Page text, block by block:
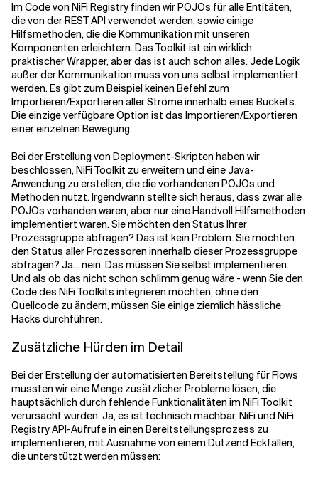
Im Code von NiFi Registry finden wir POJOs für alle Entitäten,
die von der REST API verwendet werden, sowie einige
Hilfsmethoden, die die Kommunikation mit unseren
Komponenten erleichtern. Das Toolkit ist ein wirklich
praktischer Wrapper, aber das ist auch schon alles. Jede Logik
außer der Kommunikation muss von uns selbst implementiert
werden. Es gibt zum Beispiel keinen Befehl zum
Importieren/Exportieren aller Ströme innerhalb eines Buckets.
Die einzige verfügbare Option ist das Importieren/Exportieren
einer einzelnen Bewegung.
Bei der Erstellung von Deployment-Skripten haben wir
beschlossen, NiFi Toolkit zu erweitern und eine Java-
Anwendung zu erstellen, die die vorhandenen POJOs und
Methoden nutzt. Irgendwann stellte sich heraus, dass zwar alle
POJOs vorhanden waren, aber nur eine Handvoll Hilfsmethoden
implementiert waren. Sie möchten den Status Ihrer
Prozessgruppe abfragen? Das ist kein Problem. Sie möchten
den Status aller Prozessoren innerhalb dieser Prozessgruppe
abfragen? Ja... nein. Das müssen Sie selbst implementieren.
Und als ob das nicht schon schlimm genug wäre - wenn Sie den
Code des NiFi Toolkits integrieren möchten, ohne den
Quellcode zu ändern, müssen Sie einige ziemlich hässliche
Hacks durchführen.
Zusätzliche Hürden im Detail
Bei der Erstellung der automatisierten Bereitstellung für Flows
mussten wir eine Menge zusätzlicher Probleme lösen, die
hauptsächlich durch fehlende Funktionalitäten im NiFi Toolkit
verursacht wurden. Ja, es ist technisch machbar, NiFi und NiFi
Registry API-Aufrufe in einen Bereitstellungsprozess zu
implementieren, mit Ausnahme von einem Dutzend Eckfällen,
die unterstützt werden müssen: